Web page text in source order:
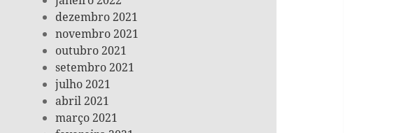
dezembro 2021
novembro 2021
outubro 2021
setembro 2021
julho 2021
abril 2021
março 2021